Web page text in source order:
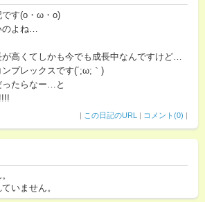
です(o・ω・o)
のよね…
高くてしかも今でも成長中なんですけど…
プレックスです(´;ω;｀)
ったらなー…と
| この日記のURL | コメント(0) |
いません。